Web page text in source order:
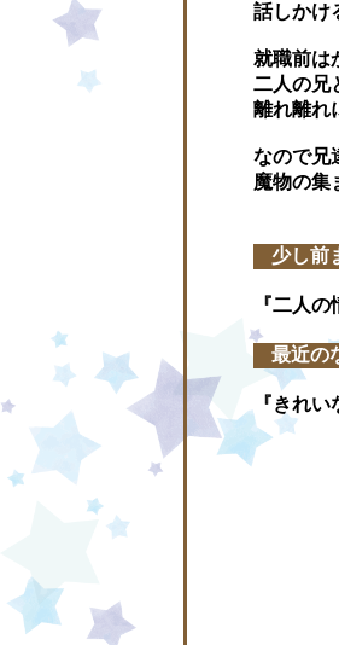
話しかけ
就職前は
二人の兄
離れ離れ
なので兄
魔物の集
少し前
『二人
最近の
『きれ